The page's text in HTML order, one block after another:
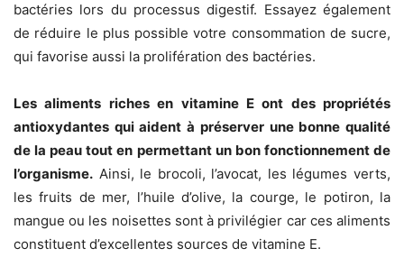
bactéries lors du processus digestif. Essayez également
de réduire le plus possible votre consommation de sucre,
qui favorise aussi la prolifération des bactéries.
Les aliments riches en vitamine E ont des propriétés
antioxydantes qui aident à préserver une bonne qualité
de la peau tout en permettant un bon fonctionnement de
l’organisme. Ainsi, le brocoli, l’avocat, les légumes verts,
les fruits de mer, l’huile d’olive, la courge, le potiron, la
mangue ou les noisettes sont à privilégier car ces aliments
constituent d’excellentes sources de vitamine E.